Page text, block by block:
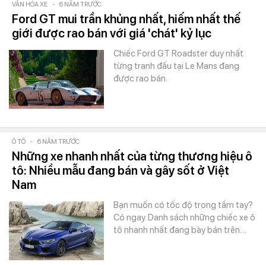
VĂN HÓA XE - 6 NĂM TRƯỚC
Ford GT mui trần khủng nhất, hiếm nhất thế
giới được rao bán với giá 'chát' kỷ lục
Chiếc Ford GT Roadster duy nhất
từng tranh đấu tại Le Mans đang
được rao bán.
Ô TÔ - 6 NĂM TRƯỚC
Những xe nhanh nhất của từng thương hiệu ô
tô: Nhiều mẫu đang bán và gây sốt ở Việt
Nam
Bạn muốn có tốc độ trong tầm tay?
Có ngay. Danh sách những chiếc xe ô
tô nhanh nhất đang bày bán trên…